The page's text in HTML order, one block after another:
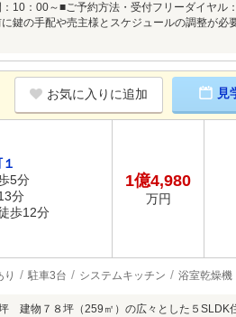
：00～■ご予約方法・受付フリーダイヤル
鍵の手配や売主様とスケジュールの調整が必
お気に入りに追加 見
5分
分
歩12分
1億4,980
万円
り 駐車3台 システムキッチン 浴室乾燥機
物７８坪（259㎡）の広々とした５SLDK